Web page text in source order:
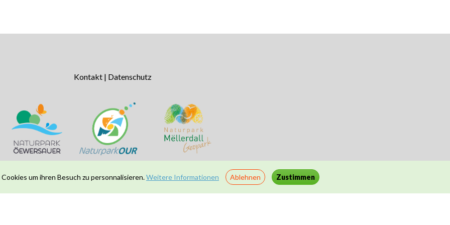
Kontakt| Datenschutz
um ihren Besuch zu personnalisieren.Weitere Informationen Ablehnen Zustimmen